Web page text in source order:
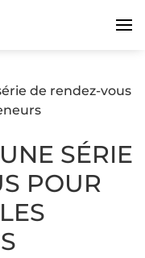
de rendez-vous
SÉRIE
POUR